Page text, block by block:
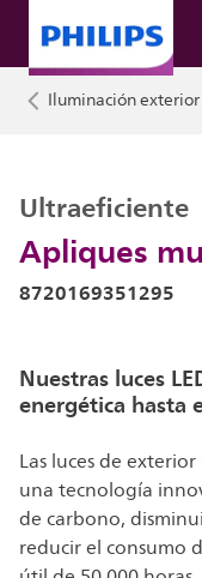
Iluminación exterior
Apliques
Ultraeficiente
8720169351295
Nuestras luces
energética hasta
Las luces de
una tecnología
de carbono,
reducir el consumo